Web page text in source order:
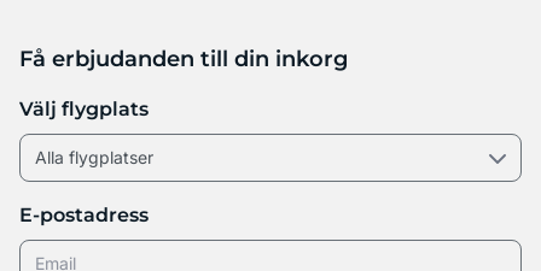
Få erbjudanden till din inkorg
Välj flygplats
E-postadress